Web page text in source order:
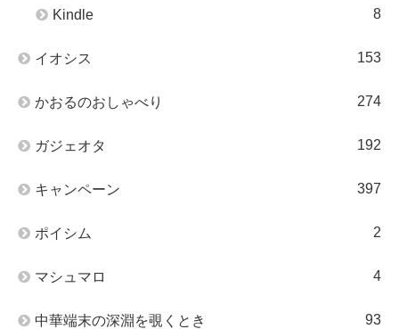
Kindle 8
イオシス 153
かおるのおしゃべり 274
ガジェオタ 192
キャンペーン 397
ポイシム 2
マシュマロ 4
中華端末の深淵を覗くとき 93